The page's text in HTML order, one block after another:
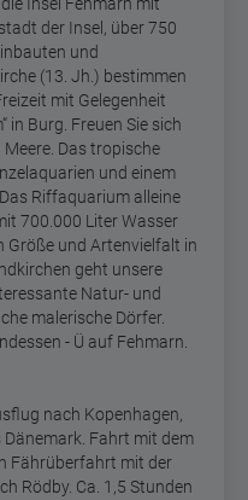
der Insel, über 750
und
(13. Jh.) bestimmen
mit Gelegenheit
in Burg. Freuen Sie sich
Das tropische
und einem
Riffaquarium alleine
700.000 Liter Wasser
Größe und Artenvielfalt in
geht unsere
Natur- und
malerische Dörfer.
- Ü auf Fehmarn.
nach Kopenhagen,
Fahrt mit dem
Fährüberfahrt mit der
Rödby. Ca. 1,5 Stunden